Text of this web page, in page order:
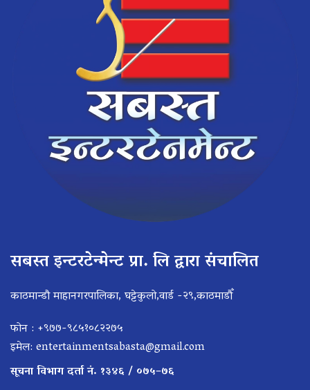
सबस्त इन्टरटेन्मेन्ट प्रा. लि द्वारा संचालित
काठमान्डौ माहानगरपालिका, घट्टेकुलो,वार्ड -२९,काठमाडौँ
फोन : +९७७-९८५१०८२२७५
इमेल: entertainmentsabasta@gmail.com
सूचना विभाग दर्ता नं. १३४६ / ०७५–७६